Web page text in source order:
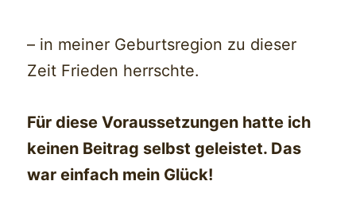
– in meiner Geburtsregion zu dieser
Zeit Frieden herrschte.
Für diese Voraussetzungen hatte ich
keinen Beitrag selbst geleistet. Das
war einfach mein Glück!